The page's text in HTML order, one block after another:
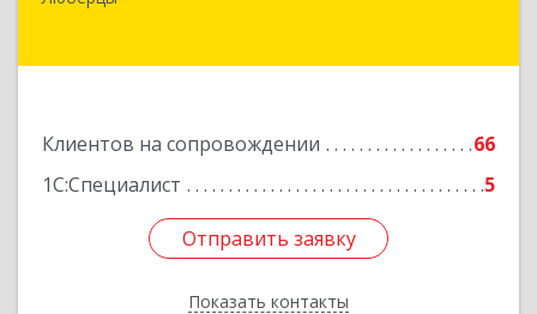
Клиентов на сопровождении
66
1С:Специалист
5
Отправить заявку
Показать контакты
Люберцы г, Митрофанова ул, дом № 20А, оф.15
Подробнее
Отправить заявку
Назад